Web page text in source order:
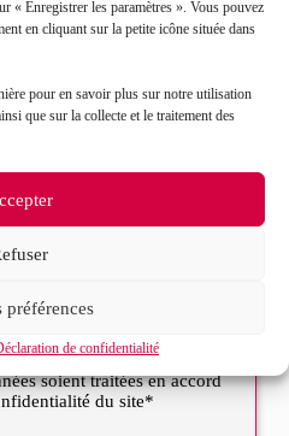
« Enregistrer les paramètres ». Vous pouvez
en cliquant sur la petite icône située dans
pour en savoir plus sur notre utilisation
que sur la collecte et le traitement des
préférences
de confidentialité
soient traitées en accord
du site*